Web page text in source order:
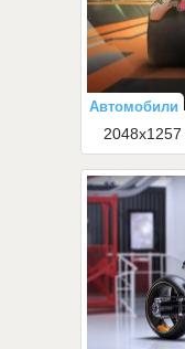
Автомобили
2048x1257